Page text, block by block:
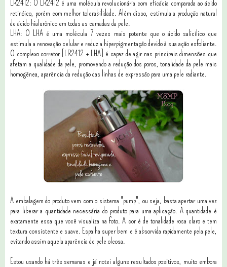
LR2412: O LR2412 é uma molécula revolucionária com eficácia comparada ao ácido
retinóico, porém com melhor tolerabilidade. Além disso, estimula a produção natural
de ácido hialurônico em todas as camadas da pele.
LHA: O LHA é uma molécula 7 vezes mais potente que o ácido salicílico que
estimula a renovação celular e reduz a hiperpigmentação devido à sua ação esfoliante.
O complexo corretor [LR2412 + LHA] é capaz de agir nas principais dimensões que
afetam a qualidade da pele, promovendo a redução dos poros, tonalidade da pele mais
homogênea, aparência da redução das linhas de expressão para uma pele radiante.
A embalagem do produto vem com o sistema "pump", ou seja, basta apertar uma vez
para liberar a quantidade necessária do produto para uma aplicação. A quantidade é
exatamente essa que você visualiza na foto. A cor é de tonalidade rosa claro e tem
textura consistente e suave. Espalha super bem e é absorvida rapidamente pela pele,
evitando assim aquela aparência de pele oleosa.
Estou usando há três semanas e já notei alguns resultados positivos, muito embora